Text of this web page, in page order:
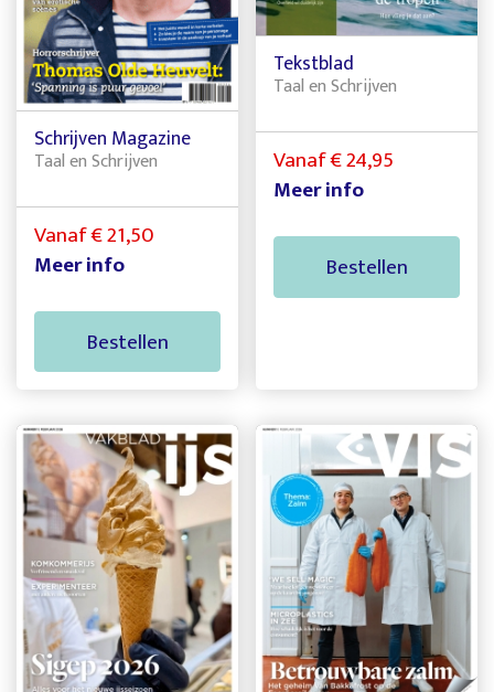
Schrijven Magazine
Taal en Schrijven
Vanaf € 21,50
Meer info
Bestellen
Tekstblad
Taal en Schrijven
Vanaf € 24,95
Meer info
Bestellen